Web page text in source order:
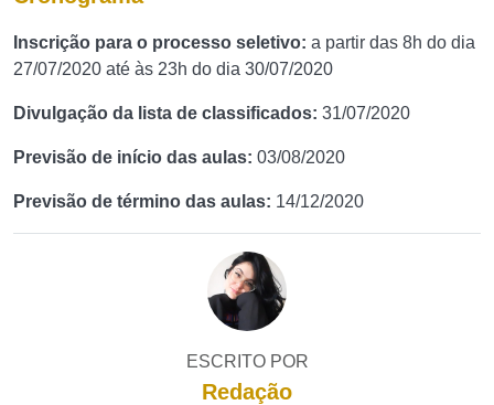
Inscrição para o processo seletivo: a partir das 8h do dia
27/07/2020 até às 23h do dia 30/07/2020
Divulgação da lista de classificados: 31/07/2020
Previsão de início das aulas: 03/08/2020
Previsão de término das aulas: 14/12/2020
ESCRITO POR
Redação